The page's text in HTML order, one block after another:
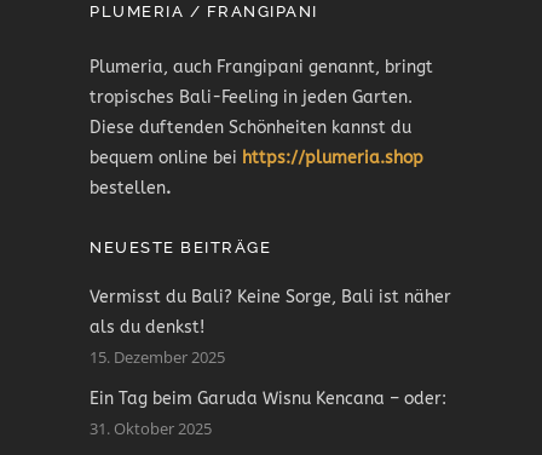
PLUMERIA / FRANGIPANI
Plumeria, auch Frangipani genannt, bringt
tropisches Bali-Feeling in jeden Garten.
Diese duftenden Schönheiten kannst du
bequem online bei https://plumeria.shop
bestellen.
NEUESTE BEITRÄGE
Vermisst du Bali? Keine Sorge, Bali ist näher
als du denkst!
15. Dezember 2025
Ein Tag beim Garuda Wisnu Kencana – oder:
31. Oktober 2025